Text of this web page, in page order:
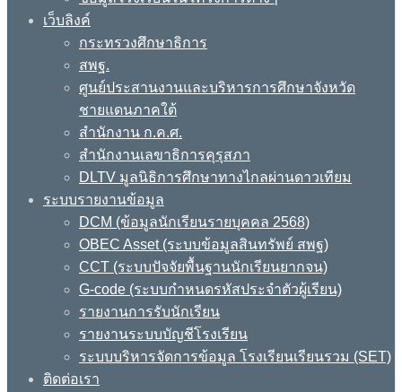
เว็บลิงค์
กระทรวงศึกษาธิการ
สพฐ.
ศูนย์ประสานงานและบริหารการศึกษาจังหวัด
ชายแดนภาคใต้
สำนักงาน ก.ค.ศ.
สำนักงานเลขาธิการคุรุสภา
DLTV มูลนิธิการศึกษาทางไกลผ่านดาวเทียม
ระบบรายงานข้อมูล
DCM (ข้อมูลนักเรียนรายบุคคล 2568)
OBEC Asset (ระบบข้อมูลสินทรัพย์ สพฐ)
CCT (ระบบปัจจัยพื้นฐานนักเรียนยากจน)
G-code (ระบบกำหนดรหัสประจำตัวผู้เรียน)
รายงานการรับนักเรียน
รายงานระบบบัญชีโรงเรียน
ระบบบริหารจัดการข้อมูล โรงเรียนเรียนรวม (SET)
ติดต่อเรา